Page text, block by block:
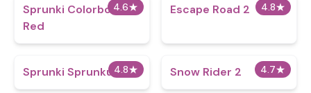
4.6★
Sprunki Colorbox
Red
4.8★
Escape Road 2
4.8★
Sprunki Sprunkus 4.7★
Snow Rider 2